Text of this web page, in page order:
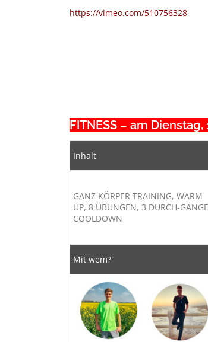
https://vimeo.com/510756328
FITNESS – am Dienstag,
Inhalt
GANZ KÖRPER TRAINING, WARM
UP, 8 ÜBUNGEN, 3 DURCH-
COOLDOWN
Mit wem?